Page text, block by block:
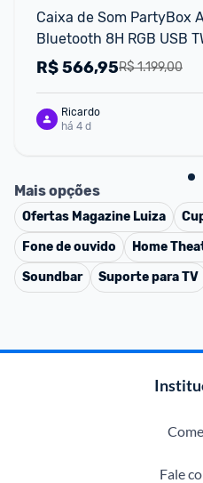
Caixa de Som PartyBox
Bluetooth 8H RGB USB
R$ 1.199,00
R$566,95
Ricardo
há 4 d
Mais opções
Ofertas Magazine Luiza
Fone de ouvido
Home
Soundbar
Suporte para TV
Fale